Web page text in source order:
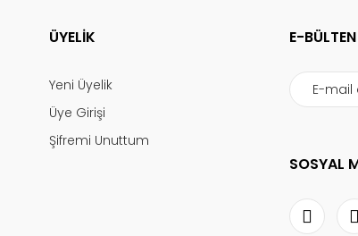
ÜYELİK
Yeni Üyelik
Üye Girişi
Şifremi Unuttum
E-BÜLTEN
SOSYAL